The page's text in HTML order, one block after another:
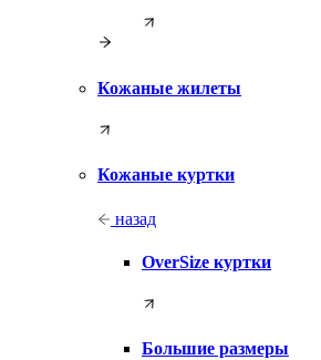
Кожаные жилеты
Кожаные куртки
назад
OverSize куртки
Большие размеры